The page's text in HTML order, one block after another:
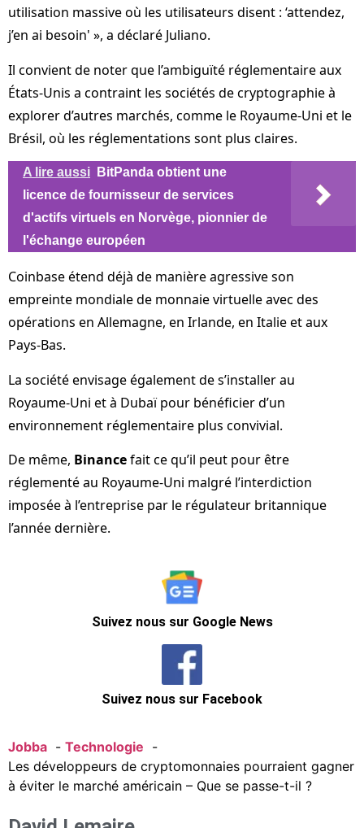
utilisation massive où les utilisateurs disent : ‘attendez,
j’en ai besoin' », a déclaré Juliano.
Il convient de noter que l’ambiguïté réglementaire aux
États-Unis a contraint les sociétés de cryptographie à
explorer d’autres marchés, comme le Royaume-Uni et le
Brésil, où les réglementations sont plus claires.
A lire aussi
BitPanda obtient une
licence de fournisseur de services
d'actifs virtuels en Norvège, pionnier de
l'échange européen
Coinbase étend déjà de manière agressive son
empreinte mondiale de monnaie virtuelle avec des
opérations en Allemagne, en Irlande, en Italie et aux
Pays-Bas.
La société envisage également de s’installer au
Royaume-Uni et à Dubaï pour bénéficier d’un
environnement réglementaire plus convivial.
De même, Binancefait ce qu’il peut pour être
réglementé au Royaume-Uni malgré l’interdiction
imposée à l’entreprise par le régulateur britannique
l’année dernière.
Suivez nous sur Google News
Suivez nous sur Facebook
Jobba
Technologie
Les développeurs de cryptomonnaies pourraient gagner
à éviter le marché américain – Que se passe-t-il ?